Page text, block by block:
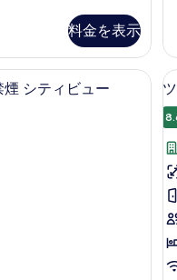
料金を表示
を
ー
ム
の
細
ート クイーンベッド 1 台 禁煙
煙 シティビュー
ツ